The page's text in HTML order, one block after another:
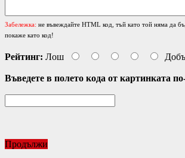
Забележка: не въвеждайте HTML код, тъй като той няма да
покаже като код!
Рейтинг: Лош
Въведете в полето кода от картинката
Продължи